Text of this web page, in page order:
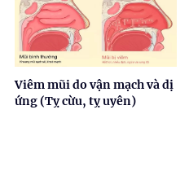
Viêm mũi do vận mạch và dị
ứng (Tỵ cừu, tỵ uyên)